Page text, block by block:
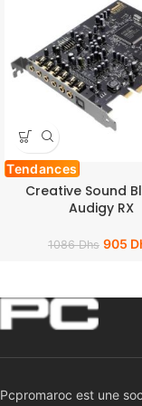
Tendances
Creative Sound
Audigy RX
1086Dhs 905
Pcpromaroc est une